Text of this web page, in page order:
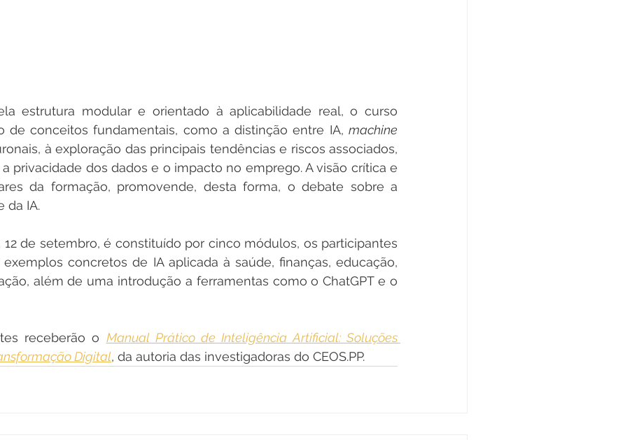
estrutura modular e orientado à aplicabilidade real, o curso
de conceitos fundamentais, como a distinção entre IA, machine
à exploração das principais tendências e riscos associados,
a privacidade dos dados e o impacto no emprego. A visão crítica e
da formação, promovende, desta forma, o debate sobre a
da IA.
12 de setembro, é constituído por cinco módulos, os participantes
concretos de IA aplicada à saúde, finanças, educação,
além de uma introdução a ferramentas como o ChatGPT e o
receberão o Manual Prático de Inteligência Artificial: Soluções
Digital, da autoria das investigadoras do CEOS.PP.